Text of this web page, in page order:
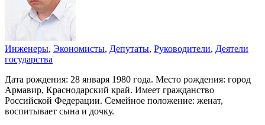
Инженеры, Экономисты, Депутаты, Руководители, Деятели
государства
Дата рождения: 28 января 1980 года. Место рождения: город
Армавир, Краснодарский край. Имеет гражданство
Российской Федерации. Семейное положение: женат,
воспитывает сына и дочку.